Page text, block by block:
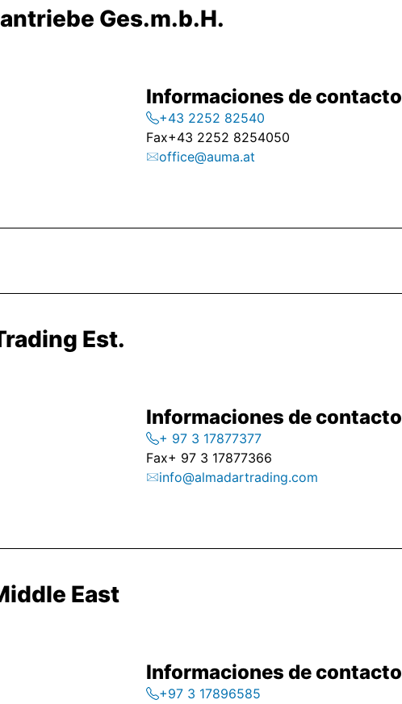
Ges.m.b.H.
Informaciones de contacto
+43 2252 82540
Fax+43 2252 8254050
office@auma.at
Est.
Informaciones de contacto
+ 97 3 17877377
Fax+ 97 3 17877366
info@almadartrading.com
East
Informaciones de contacto
+97 3 17896585